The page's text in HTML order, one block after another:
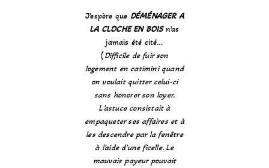
J’espère que DÉMÉNAGER A
LA CLOCHE EN BOISn’as
jamais été cité…
(Difficile de fuir son
logement en catimini quand
on voulait quitter celui-ci
sans honorer son loyer.
L’astuce consistait à
empaqueter ses affaires et à
les descendre par la fenêtre
à l’aide d’une ficelle. Le
mauvais payeur pouvait